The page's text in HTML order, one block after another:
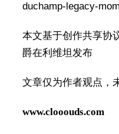
duchamp-legacy-
本文基于创作共享协
爵在利维坦发布
文章仅为作者观点，
www.clooouds.com